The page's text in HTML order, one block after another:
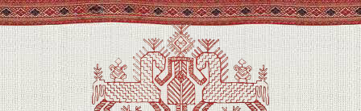
Перейти
к
основному
содержанию